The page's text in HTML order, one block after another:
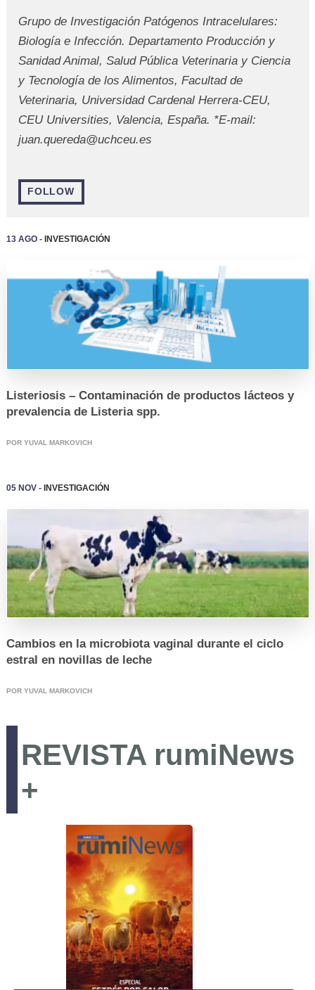
REGISTRO
EVENTOS
LOGIN
Comercialización
Instalaciones y Equipos
Investigación
Manejo y Bienestar Animal
Nutrición y Alimentación
Patología y Diagnóstico
Reproducción y Genética
Grupo de Investigación Patógenos Intracelulares:
Biología e Infección. Departamento Producción y
Sanidad Animal, Salud Pública Veterinaria y Ciencia
y Tecnología de los Alimentos, Facultad de
Veterinaria, Universidad Cardenal Herrera-CEU,
CEU Universities, Valencia, España. *E-mail:
juan.quereda@uchceu.es
FOLLOW
13 Ago -Investigación
Listeriosis – Contaminación de productos lácteos y
prevalencia de Listeria spp.
POR YUVAL MARKOVICH
05 Nov -Investigación
Cambios en la microbiota vaginal durante el ciclo
estral en novillas de leche
POR YUVAL MARKOVICH
REVISTA rumiNews
+